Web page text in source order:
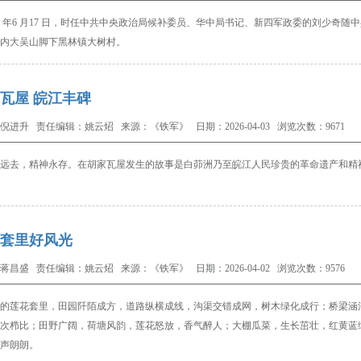
6 月17 日，时任中共中央政治局候补委员、华中局书记、新四军政委的刘少奇随
大吴山脚下黑林镇大树村。
屋 皖江丰碑
进升 责任编辑：姚云炤 来源：《铁军》 日期：2026-04-03 浏览次数：9671
，精神永存。在胡家瓦屋发生的故事是白茆洲乃至皖江人民珍贵的革命遗产和精
里好风光
昌盛 责任编辑：姚云炤 来源：《铁军》 日期：2026-04-02 浏览次数：9576
莲花套里，田园阡陌成方，道路纵横成线，沟渠交错成网，树木绿化成行；桥梁
栉比；田野广阔，荷塘风韵，莲花怒放，香气醉人；大棚瓜菜，生长茁壮，红黄蓝
朗朗。